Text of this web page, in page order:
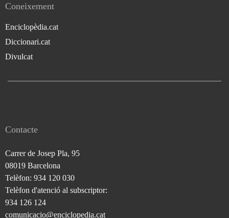
Coneixement
Enciclopèdia.cat
Diccionari.cat
Divulcat
Contacte
Carrer de Josep Pla, 95
08019 Barcelona
Telèfon: 934 120 030
Telèfon d'atenció al subscriptor:
934 126 124
comunicacio@enciclopedia.cat